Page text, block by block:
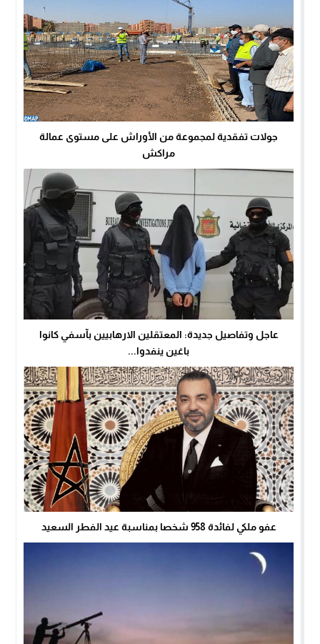
جولات تفقدية لمجموعة من الأوراش على مستوى عمالة
مراكش
عاجل وتفاصيل جديدة: المعتقلين الارهابيين بآسفي كانوا
باغين ينفدوا...
عفو ملكي لفائدة 958 شخصا بمناسبة عيد الفطر السعيد